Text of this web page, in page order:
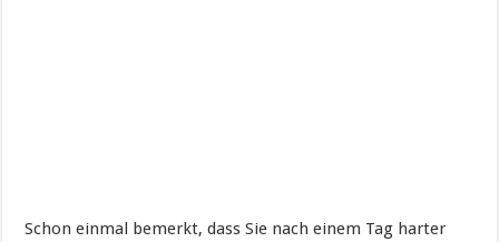
Schon einmal bemerkt, dass Sie nach einem Tag harter